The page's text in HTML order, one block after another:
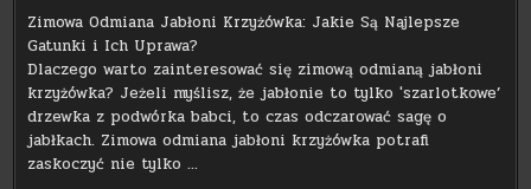
Zimowa Odmiana Jabłoni Krzyżówka: Jakie Są Najlepsze
Gatunki i Ich Uprawa?
Dlaczego warto zainteresować się zimową odmianą jabłoni
krzyżówka? Jeżeli myślisz, że jabłonie to tylko 'szarlotkowe’
drzewka z podwórka babci, to czas odczarować sagę o
jabłkach. Zimowa odmiana jabłoni krzyżówka potrafi
zaskoczyć nie tylko …